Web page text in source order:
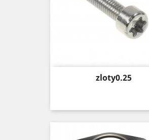
Price
zloty0.25